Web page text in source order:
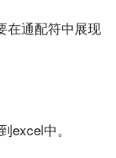
在通配符中展现
excel中。